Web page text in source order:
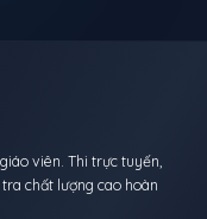
viên. Thi trực tuyến,
chất lượng cao hoàn